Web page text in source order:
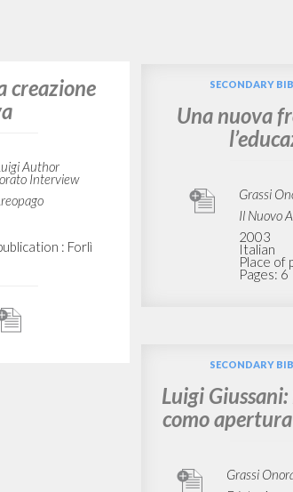
creazione
Author
Interview
: Forlì
SECONDARY
Una nuova
Grassi
Il Nuovo
2003
Italian
Place of
Pages: 6
SECONDARY
Luigi
como
Grassi